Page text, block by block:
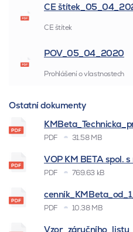
CE
CE štítek
POV_05_04_2020
Prohlášení o vlastnostech
Ostatní dokumenty
PDF 31.58 MB
VOP KM BETA spol.
PDF 769.63 kB
PDF 10.38 MB
Vzor_záručního_listu